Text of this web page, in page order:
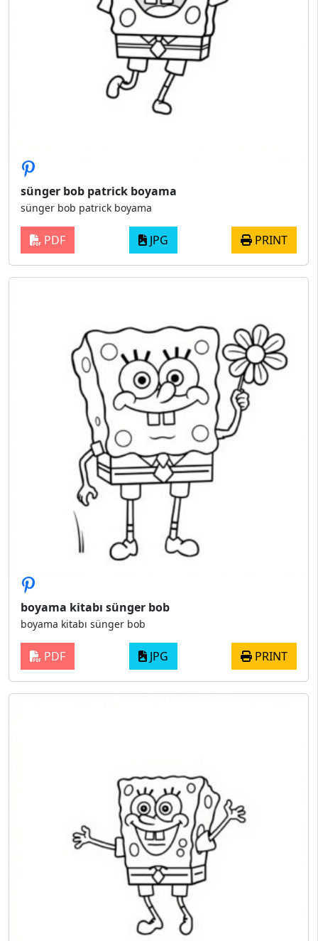
sünger bob patrick boyama
sünger bob patrick boyama
PDF JPG PRINT
boyama kitabı sünger bob
boyama kitabı sünger bob
PDF JPG PRINT